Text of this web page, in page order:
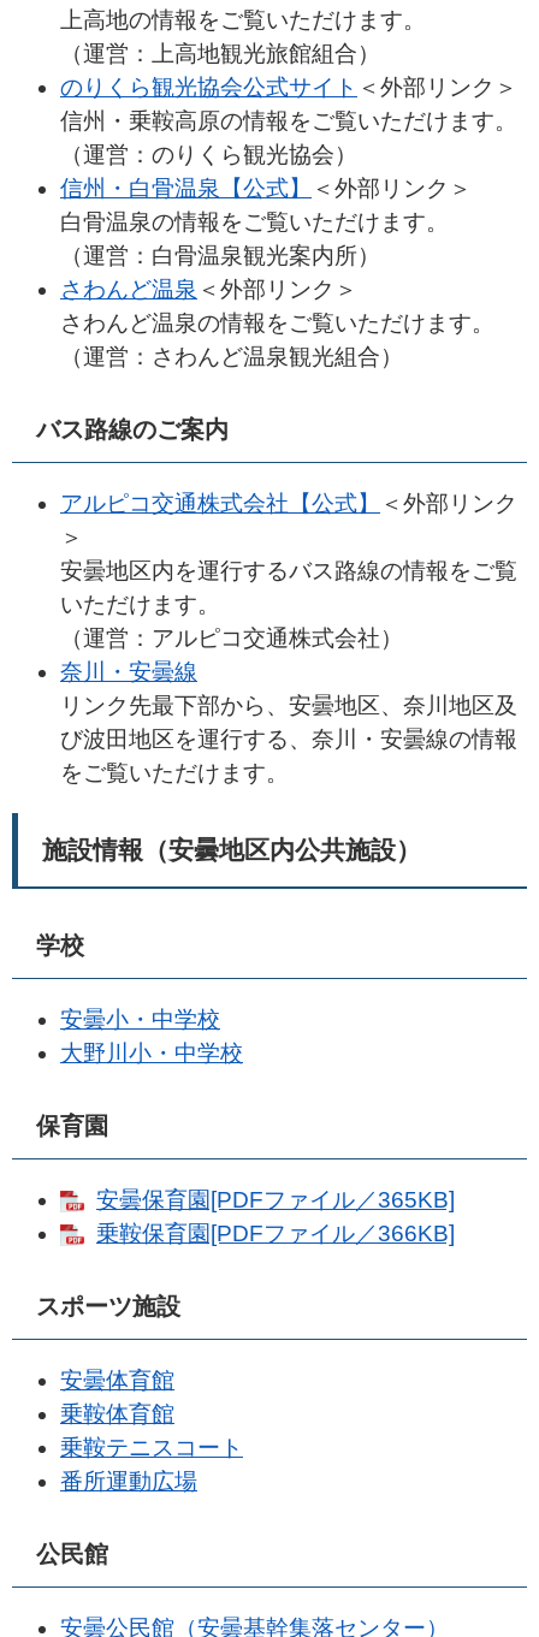
上高地の情報をご覧いただけます。
（運営：上高地観光旅館組合）
のりくら観光協会公式サイト ＜外部リンク＞
信州・乗鞍高原の情報をご覧いただけます。
（運営：のりくら観光協会）
信州・白骨温泉【公式】
＜外部リンク＞
白骨温泉の情報をご覧いただけます。
（運営：白骨温泉観光案内所）
さわんど温泉 ＜外部リンク＞
さわんど温泉の情報をご覧いただけます。
（運営：さわんど温泉観光組合）
バス路線のご案内
アルピコ交通株式会社【公式】
＜外部リンク
＞
安曇地区内を運行するバス路線の情報をご覧
いただけます。
（運営：アルピコ交通株式会社）
奈川・安曇線
リンク先最下部から、安曇地区、奈川地区及
び波田地区を運行する、奈川・安曇線の情報
をご覧いただけます。
施設情報（安曇地区内公共施設）
学校
安曇小・中学校
大野川小・中学校
保育園
安曇保育園[PDFファイル／365KB]
乗鞍保育園[PDFファイル／366KB]
スポーツ施設
安曇体育館
乗鞍体育館
乗鞍テニスコート
番所運動広場
公民館
安曇公民館（安曇基幹集落センター）